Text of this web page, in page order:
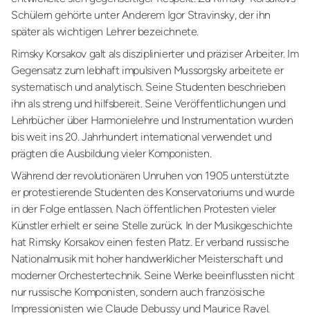
Schülern gehörte unter Anderem Igor Stravinsky, der ihn
später als wichtigen Lehrer bezeichnete.
Rimsky Korsakov galt als disziplinierter und präziser Arbeiter. Im
Gegensatz zum lebhaft impulsiven Mussorgsky arbeitete er
systematisch und analytisch. Seine Studenten beschrieben
ihn als streng und hilfsbereit. Seine Veröffentlichungen und
Lehrbücher über Harmonielehre und Instrumentation wurden
bis weit ins 20. Jahrhundert international verwendet und
prägten die Ausbildung vieler Komponisten.
Während der revolutionären Unruhen von 1905 unterstützte
er protestierende Studenten des Konservatoriums und wurde
in der Folge entlassen. Nach öffentlichen Protesten vieler
Künstler erhielt er seine Stelle zurück. In der Musikgeschichte
hat Rimsky Korsakov einen festen Platz. Er verband russische
Nationalmusik mit hoher handwerklicher Meisterschaft und
moderner Orchestertechnik. Seine Werke beeinflussten nicht
nur russische Komponisten, sondern auch französische
Impressionisten wie Claude Debussy und Maurice Ravel.